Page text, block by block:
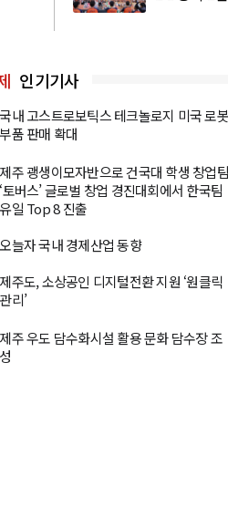
인기기사
국내 고스트로보틱스 테크놀로지 미국 로봇
부품 판매 확대
제주 괭생이모자반으로 건국대 학생 창업팀
‘토버스’ 글로벌 창업 경진대회에서 한국팀
유일 Top 8 진출
오늘자 국내 경제산업 동향
제주도, 소상공인 디지털전환 지원 ‘원클릭
관리’
제주 우도 담수화시설 활용 문화 담수장 조
성